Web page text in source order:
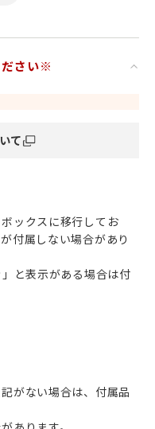
ださい※
て
ックスに移行してお
付属しない場合があり
と表示がある場合は付
がない場合は、付属品